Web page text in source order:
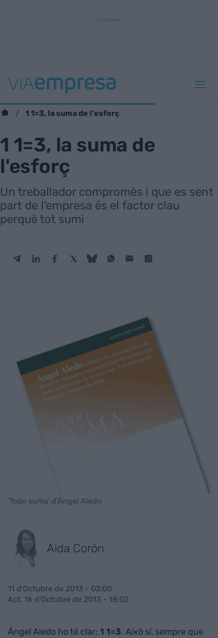
1 1=3, la suma de l'esforç
1 1=3, la suma de
l'esforç
Un treballador compromès i que es sent
part de l'empresa és el factor clau
perquè tot sumi
'Todo suma' d'Ángel Aledo
Aida Corón
11 d'Octubre de 2013 - 02:00
Act. 16 d'Octubre de 2013 - 18:02
Ángel Aledo ho té clar: 1 1=3. Això sí, sempre que